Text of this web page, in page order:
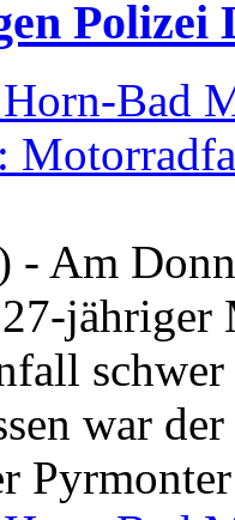
Polizei
Bad
- Am
jähriger
war